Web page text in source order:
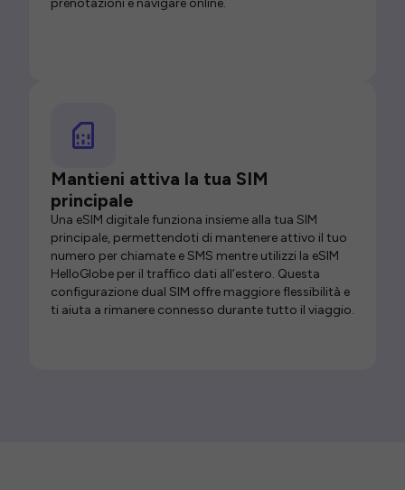
prenotazioni e navigare online.
Mantieni attiva la tua SIM
principale
Una eSIM digitale funziona insieme alla tua SIM
principale, permettendoti di mantenere attivo il tuo
numero per chiamate e SMS mentre utilizzi la eSIM
HelloGlobe per il traffico dati all’estero. Questa
configurazione dual SIM offre maggiore flessibilità e
ti aiuta a rimanere connesso durante tutto il viaggio.